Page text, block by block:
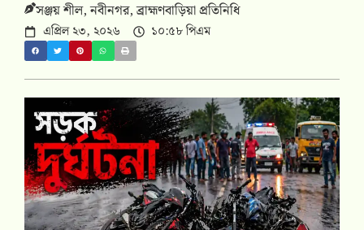
সঞ্জয় শীল, নবীনগর, ব্রাহ্মণবাড়িয়া প্রতিনিধি
এপ্রিল ২৩, ২০২৬ ১০:৫৮ পিএম